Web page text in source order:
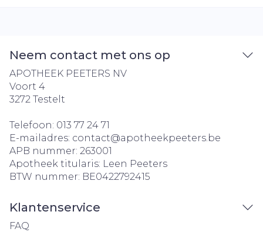
Neem contact met ons op
APOTHEEK PEETERS NV
Voort 4
3272 Testelt
Telefoon: 013 77 24 71
E-mailadres: contact@apotheekpeeters.be
APB nummer: 263001
Apotheek titularis: Leen Peeters
BTW nummer: BE0422792415
Klantenservice
FAQ